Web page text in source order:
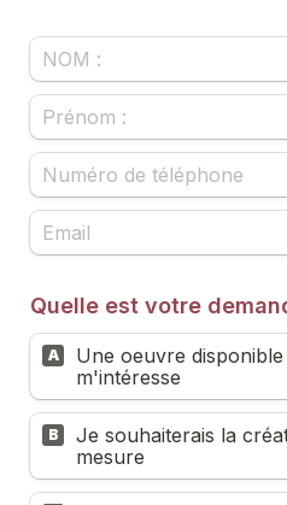
Quelle est votre
A
Une oeuvre
m'intéresse
B
Je souhaiterais la
mesure